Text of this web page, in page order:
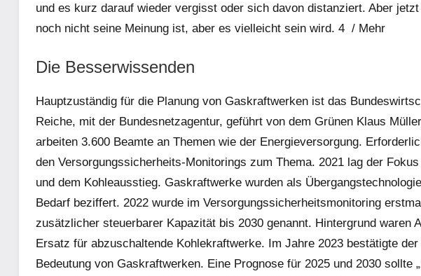
und es kurz darauf wieder vergisst oder sich davon distanziert. Aber
noch nicht seine Meinung ist, aber es vielleicht sein wird. 4 / Mehr
Die Besserwissenden
Hauptzuständig für die Planung von Gaskraftwerken ist das
Reiche, mit der Bundesnetzagentur, geführt von dem Grünen Klaus
arbeiten 3.600 Beamte an Themen wie der Energieversorgung.
den Versorgungssicherheits-Monitorings zum Thema. 2021 lag der
und dem Kohleausstieg. Gaskraftwerke wurden als
Bedarf beziffert. 2022 wurde im Versorgungssicherheitsmonitoring
zusätzlicher steuerbarer Kapazität bis 2030 genannt. Hintergrund waren
Ersatz für abzuschaltende Kohlekraftwerke. Im Jahre 2023 bestätigte
Bedeutung von Gaskraftwerken. Eine Prognose für 2025 und 2030 sollte